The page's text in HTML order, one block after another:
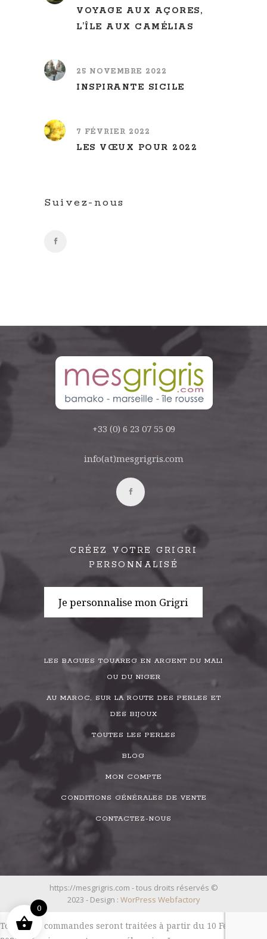
VOYAGE AUX AÇORES,
L’ÎLE AUX CAMÉLIAS
25 NOVEMBRE 2022
INSPIRANTE SICILE
7 FÉVRIER 2022
LES VŒUX POUR 2022
Suivez-nous
+33 (0) 6 23 07 55 09
info(at)mesgrigris.com
CRÉEZ VOTRE GRIGRI
PERSONNALISÉ
Je personnalise mon Grigri
LES BAGUES TOUAREG EN ARGENT DU MALI
OU DU NIGER
AU MAROC, SUR LA ROUTE DES PERLES ET
DES BIJOUX
TOUTES LES PERLES
BLOG
MON COMPTE
CONDITIONS GÉNÉRALES DE VENTE
CONTACTEZ-NOUS
https://mesgrigris.com - tous droits réservés ©
2023 - Design : WorPress Webfactory
Toutes les commandes seront traitées à partir du 10 Février
0